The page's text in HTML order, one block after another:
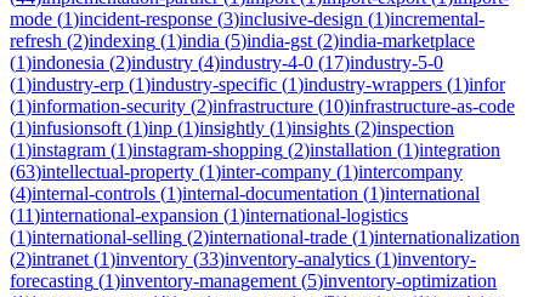
mode (1)incident-response (3)inclusive-design (1)incremental-
refresh (2)indexing (1)india (5)india-gst (2)india-marketplace
(1)indonesia (2)industry (4)industry-4-0 (17)industry-5-0
(1)industry-erp (1)industry-specific (1)industry-wrappers (1)infor
(1)information-security (2)infrastructure (10)infrastructure-as-code
(1)infusionsoft (1)inp (1)insightly (1)insights (2)inspection
(1)instagram (1)instagram-shopping (2)installation (1)integration
(63)intellectual-property (1)inter-company (1)intercompany
(4)internal-controls (1)internal-documentation (1)international
(11)international-expansion (1)international-logistics
(1)international-selling (2)international-trade (1)internationalization
(2)intranet (1)inventory (33)inventory-analytics (1)inventory-
forecasting (1)inventory-management (5)inventory-optimization